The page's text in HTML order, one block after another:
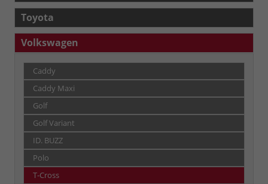
Toyota
Volkswagen
Caddy
Caddy Maxi
Golf
Golf Variant
ID. BUZZ
Polo
T-Cross